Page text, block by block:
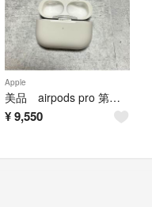
Apple
美品 airpods pro 第一世代
¥9,550